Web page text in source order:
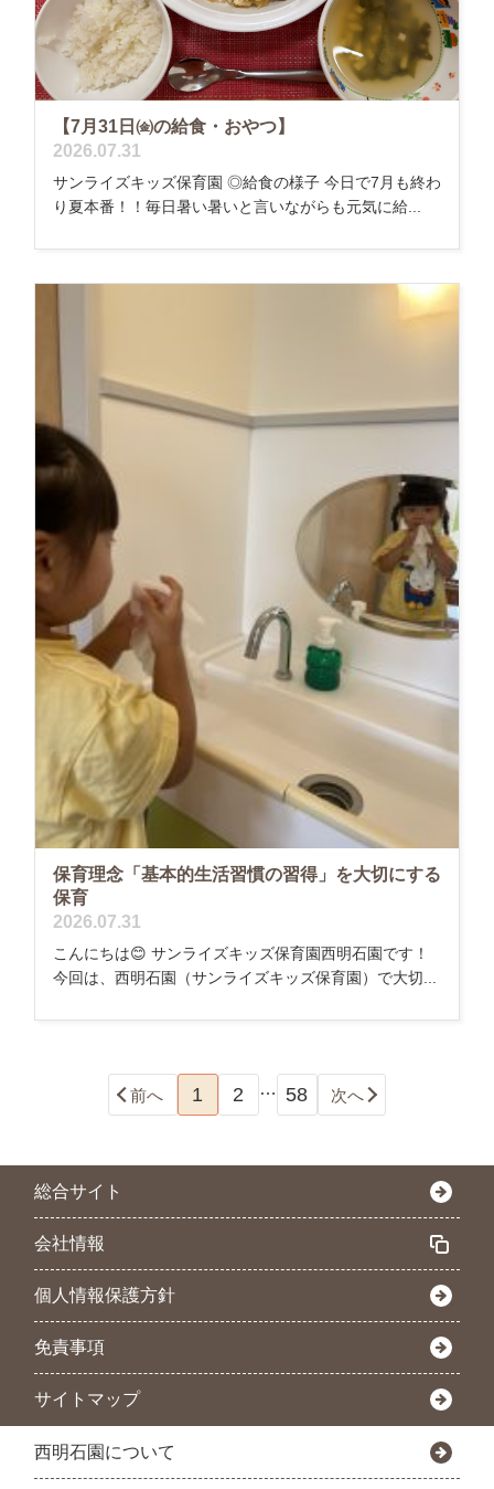
【7月31日㈮の給食・おやつ】
2026.07.31
サンライズキッズ保育園 ◎給食の様子 今日で7月も終わ
り夏本番！！毎日暑い暑いと言いながらも元気に給...
保育理念「基本的生活習慣の習得」を大切にする
保育
2026.07.31
こんにちは😊 サンライズキッズ保育園西明石園です！
今回は、西明石園（サンライズキッズ保育園）で大切...
前へ 1 2 … 58 次へ
総合サイト
会社情報
個人情報保護方針
免責事項
サイトマップ
西明石園について